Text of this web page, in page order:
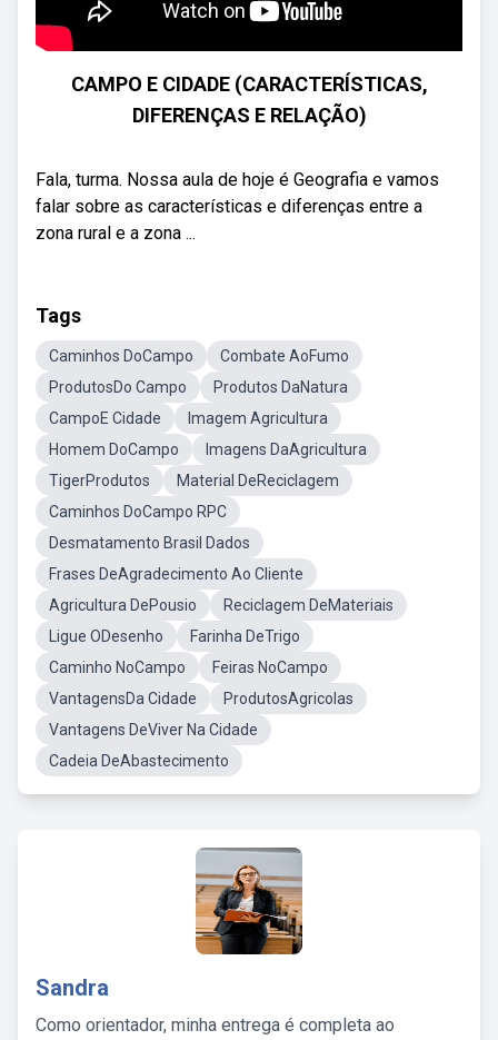
CAMPO E CIDADE (CARACTERÍSTICAS,
DIFERENÇAS E RELAÇÃO)
Fala, turma. Nossa aula de hoje é Geografia e vamos
falar sobre as características e diferenças entre a
zona rural e a zona ...
Tags
Caminhos DoCampo
Combate AoFumo
ProdutosDo Campo
Produtos DaNatura
CampoE Cidade
Imagem Agricultura
Homem DoCampo
Imagens DaAgricultura
TigerProdutos
Material DeReciclagem
Caminhos DoCampo RPC
Desmatamento Brasil Dados
Frases DeAgradecimento Ao Cliente
Agricultura DePousio
Reciclagem DeMateriais
Ligue ODesenho
Farinha DeTrigo
Caminho NoCampo
Feiras NoCampo
VantagensDa Cidade
ProdutosAgricolas
Vantagens DeViver Na Cidade
Cadeia DeAbastecimento
Sandra
Como orientador, minha entrega é completa ao